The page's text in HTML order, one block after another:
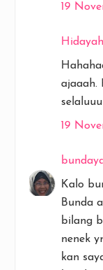
19
ajaaah.
19
Kalo
Bunda
bilang
nenek
kan